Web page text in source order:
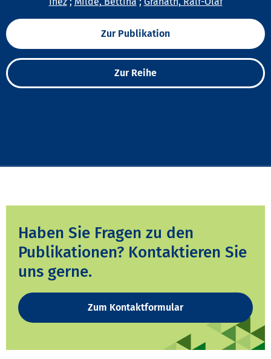
Zur Publikation
Zur Reihe
Haben Sie Fragen zu den
Publikationen? Kontaktieren Sie
uns gerne.
Zum Kontaktformular